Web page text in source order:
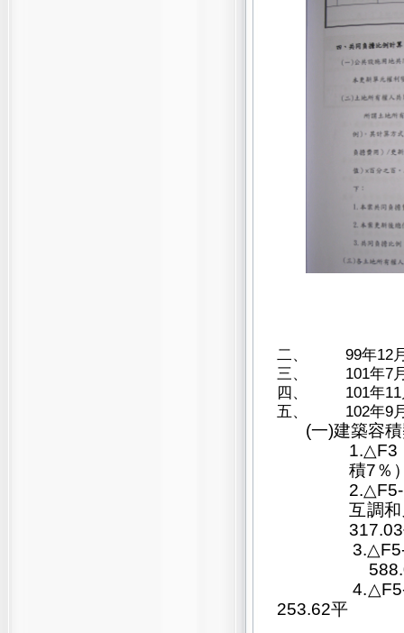
二、 99年12
三、
101年7
四、
101年
五、
102年9
(一)建築容
1.△F3
積7％
2.
互調
3.
4.
253.62平 方